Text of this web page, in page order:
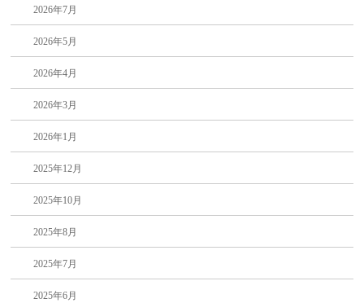
2026年7月
2026年5月
2026年4月
2026年3月
2026年1月
2025年12月
2025年10月
2025年8月
2025年7月
2025年6月